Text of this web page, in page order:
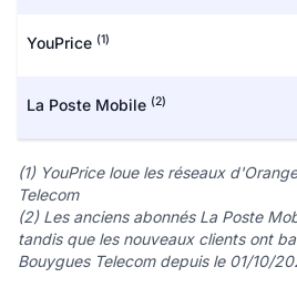
YouPrice (1)
La Poste Mobile (2)
(1) YouPrice loue les réseaux
Telecom
(2) Les anciens abonnés La Poste
tandis que les nouveaux clients ont
Bouygues Telecom depuis le 01/10/